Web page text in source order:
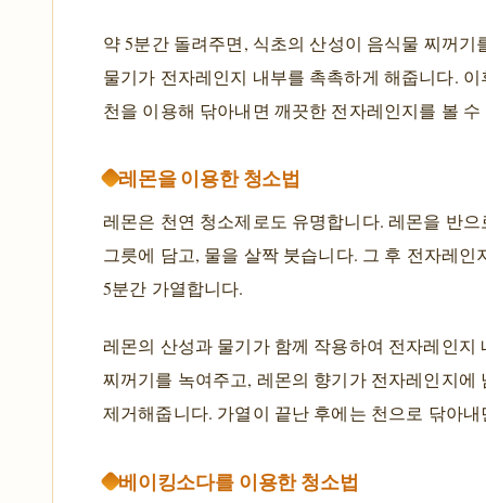
약 5분간 돌려주면, 식초의 산성이 음식물 찌꺼기
물기가 전자레인지 내부를 촉촉하게 해줍니다.
천을 이용해 닦아내면 깨끗한 전자레인지를 볼
레몬을 이용한 청소법
레몬은 천연 청소제로도 유명합니다. 레몬을 반
그릇에 담고, 물을 살짝 붓습니다. 그 후 전자레인
5분간 가열합니다.
레몬의 산성과 물기가 함께 작용하여 전자레인지
찌꺼기를 녹여주고, 레몬의 향기가 전자레인지에
제거해줍니다. 가열이 끝난 후에는 천으로 닦아내
베이킹소다를 이용한 청소법